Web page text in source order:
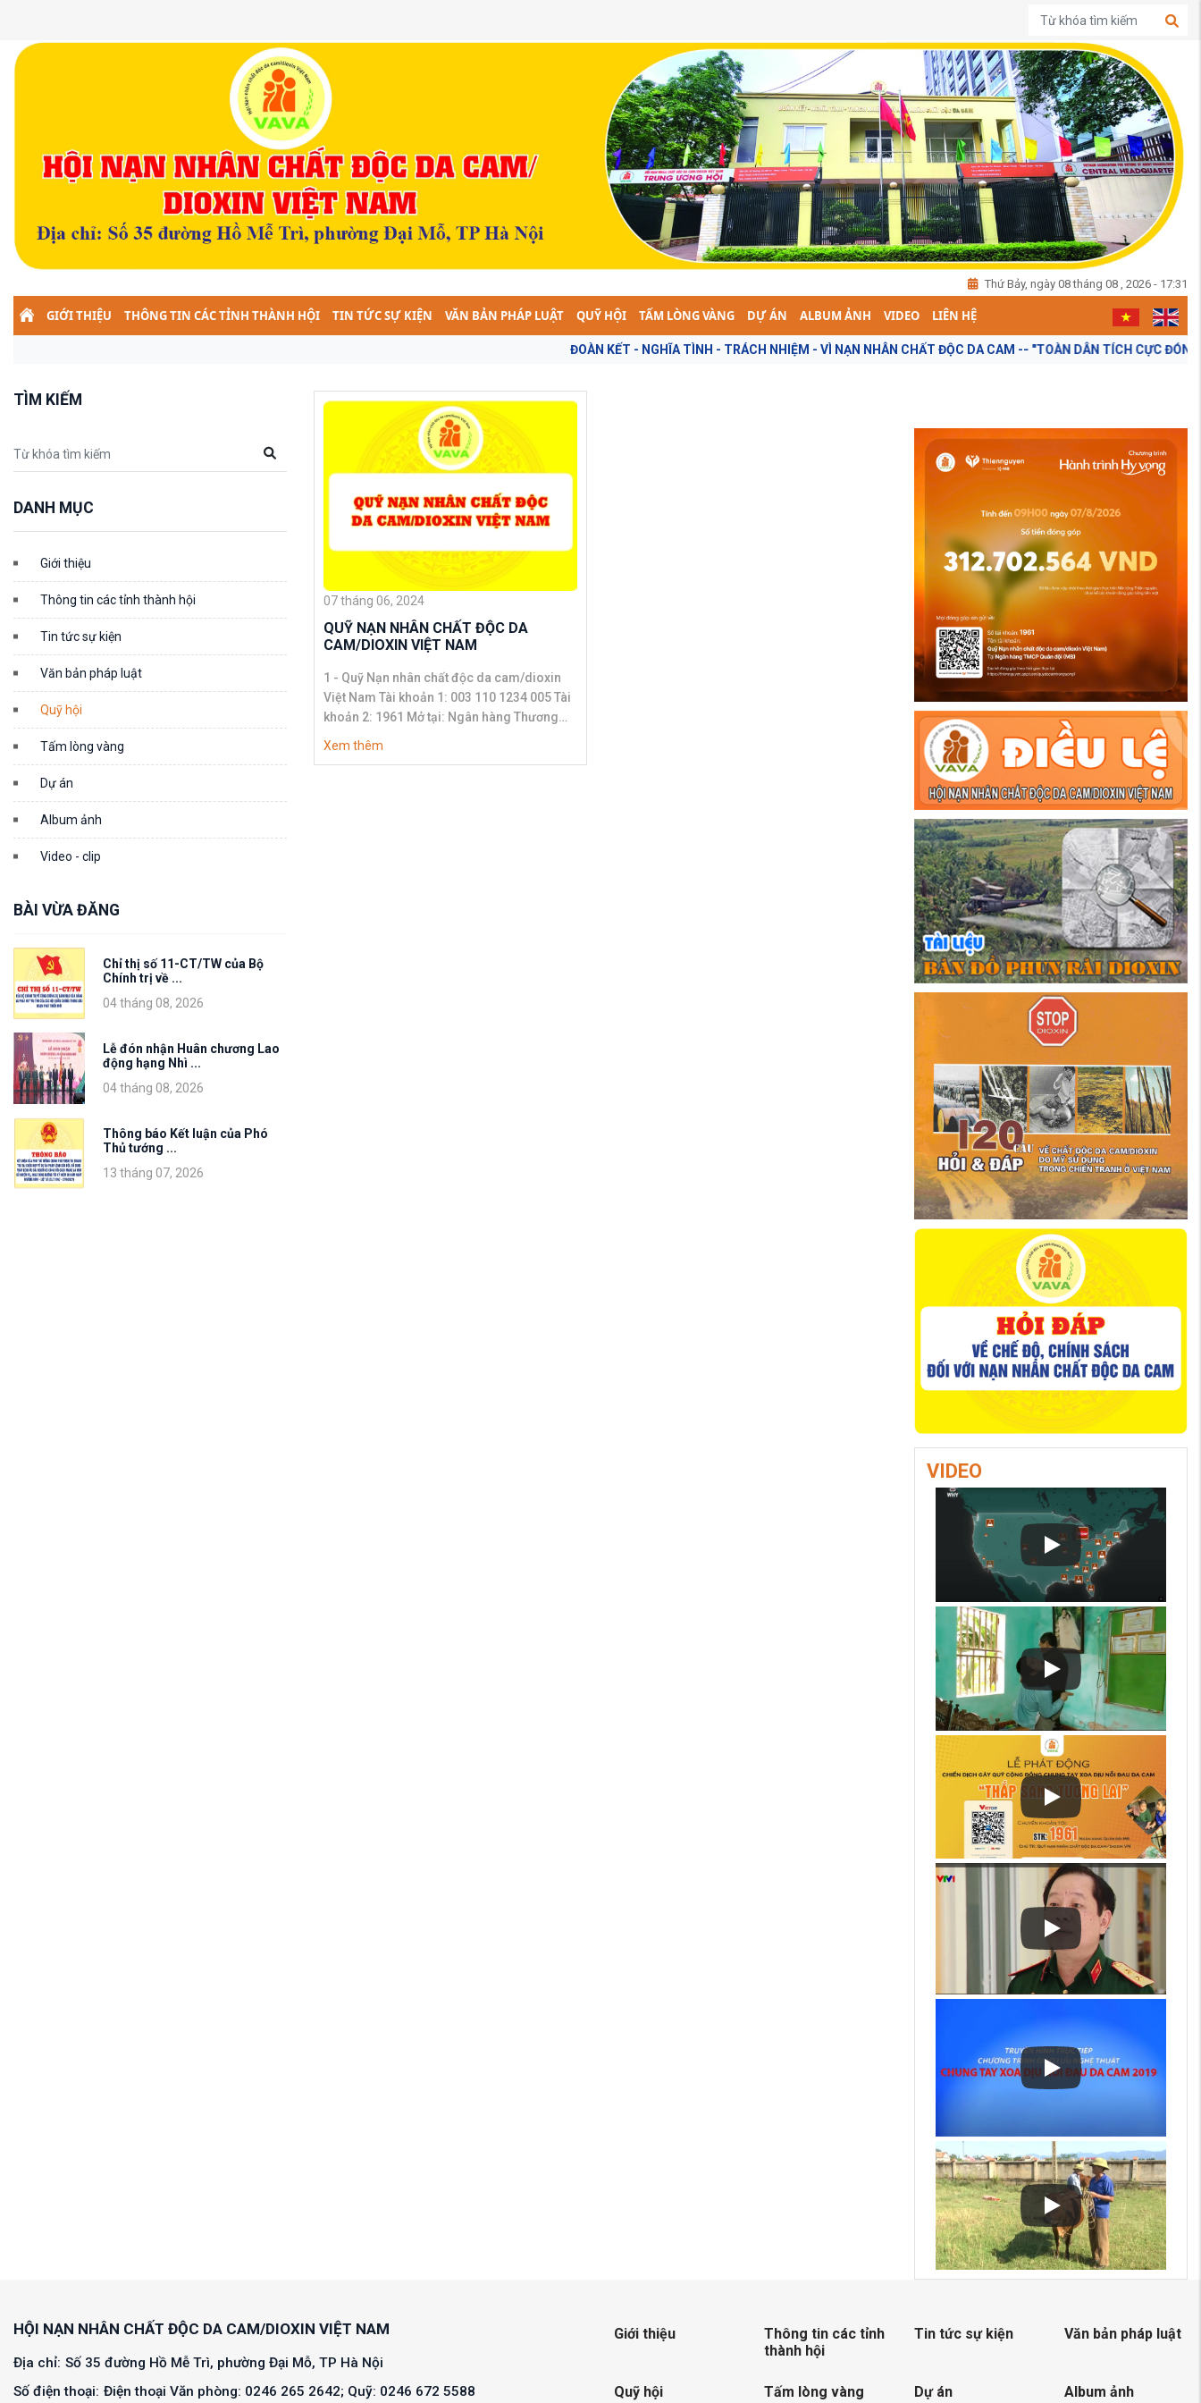
Thứ Bảy, ngày 08 tháng 08 , 2026 - 17:31
GIỚI THIỆU THÔNG TIN CÁC TỈNH THÀNH HỘI TIN TỨC SỰ KIỆN VĂN BẢN PHÁP LUẬT QUỸ HỘI TẤM LÒNG VÀNG DỰ ÁN ALBUM ẢNH VIDEO LIÊN HỆ
ĐOÀN KẾT - NGHĨA TÌNH - TRÁCH NHIỆM - VÌ NẠN NHÂN CHẤT ĐỘC DA CAM -- "TOÀN DÂN TÍCH CỰC ĐÓNG GÓP Ý
TÌM KIẾM
DANH MỤC
Giới thiệu
Thông tin các tỉnh thành hội
Tin tức sự kiện
Văn bản pháp luật
Quỹ hội
Tấm lòng vàng
Dự án
Album ảnh
Video - clip
BÀI VỪA ĐĂNG
Chỉ thị số 11-CT/TW của Bộ
Chính trị về ...
04 tháng 08, 2026
Lễ đón nhận Huân chương Lao
động hạng Nhì ...
04 tháng 08, 2026
Thông báo Kết luận của Phó
Thủ tướng ...
13 tháng 07, 2026
07 tháng 06, 2024
QUỸ NẠN NHÂN CHẤT ĐỘC DA
CAM/DIOXIN VIỆT NAM
1 - Quỹ Nạn nhân chất độc da cam/dioxin
Việt Nam Tài khoản 1: 003 110 1234 005 Tài
khoản 2: 1961 Mở tại: Ngân hàng Thương
Xem thêm
VIDEO
HỘI NẠN NHÂN CHẤT ĐỘC DA CAM/DIOXIN VIỆT NAM
Địa chỉ: Số 35 đường Hồ Mễ Trì, phường Đại Mỗ, TP Hà Nội
Số điện thoại: Điện thoại Văn phòng: 0246 265 2642; Quỹ: 0246 672 5588
Giới thiệu
Thông tin các tỉnh
thành hội
Tin tức sự kiện Văn bản pháp luật
Quỹ hội Tấm lòng vàng Dự án Album ảnh